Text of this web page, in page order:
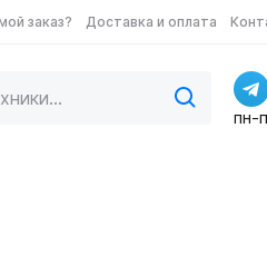
заказ? Доставка и оплата
пн-